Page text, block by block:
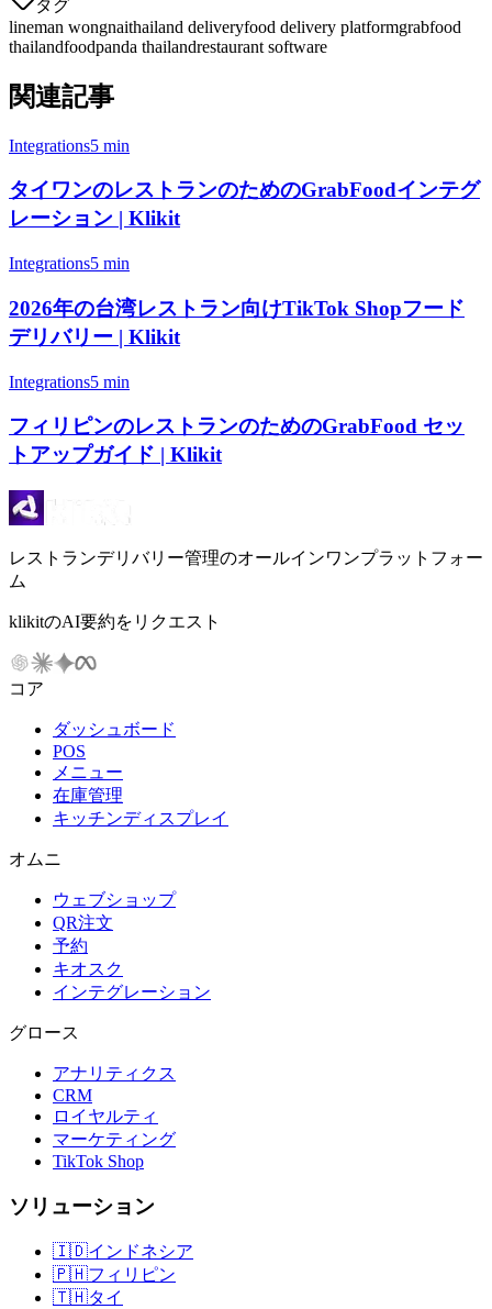
タグ
lineman wongnaithailand deliveryfood delivery platformgrabfood
thailandfoodpanda thailandrestaurant software
関連記事
Integrations5 min
タイワンのレストランのためのGrabFoodインテグ
レーション | Klikit
Integrations5 min
2026年の台湾レストラン向けTikTok Shopフード
デリバリー | Klikit
Integrations5 min
フィリピンのレストランのためのGrabFood セッ
トアップガイド | Klikit
レストランデリバリー管理のオールインワンプラットフォー
ム
klikitのAI要約をリクエスト
コア
ダッシュボード
POS
メニュー
在庫管理
キッチンディスプレイ
オムニ
ウェブショップ
QR注文
予約
キオスク
インテグレーション
グロース
アナリティクス
CRM
ロイヤルティ
マーケティング
TikTok Shop
ソリューション
🇮🇩インドネシア
🇵🇭フィリピン
🇹🇭タイ